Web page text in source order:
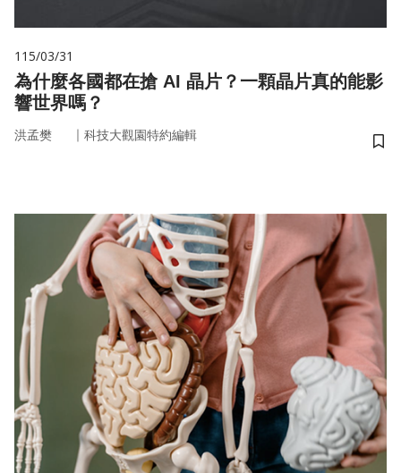
115/03/31
為什麼各國都在搶 AI 晶片？一顆晶片真的能影
響世界嗎？
洪孟樊 ｜ 科技大觀園特約編輯
儲